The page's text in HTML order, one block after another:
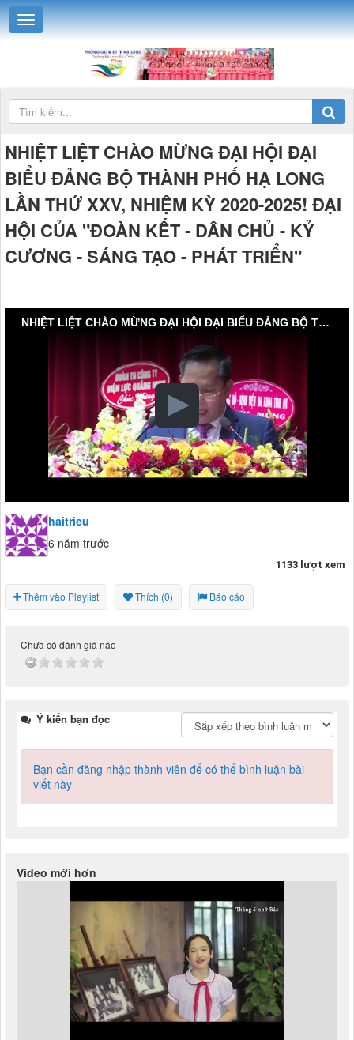
NHIỆT LIỆT CHÀO MỪNG ĐẠI HỘI ĐẠI
BIỂU ĐẢNG BỘ THÀNH PHỐ HẠ LONG
LẦN THỨ XXV, NHIỆM KỲ 2020-2025! ĐẠI
HỘI CỦA "ĐOÀN KẾT - DÂN CHỦ - KỶ
CƯƠNG - SÁNG TẠO - PHÁT TRIỂN"
NHIỆT LIỆT CHÀO MỪNG ĐẠI HỘI ĐẠI BIỂU ĐẢNG BỘ THÀNH PHỐ HẠ LONG LẦN THỨ XXV, NHIỆM KỲ 2020-2025! ĐẠI HỘI CỦA "ĐOÀN KẾT - DÂN CHỦ - KỶ CƯƠNG - SÁNG TẠO - PHÁT TRIỂN"
haitrieu
6 năm trước
1133 lượt xem
Thêm vào Playlist Thích (0) Báo cáo
Chưa có đánh giá nào
Ý kiến bạn đọc
Bạn cần đăng nhập thành viên để có thể bình luận bài
viết này
Video mới hơn